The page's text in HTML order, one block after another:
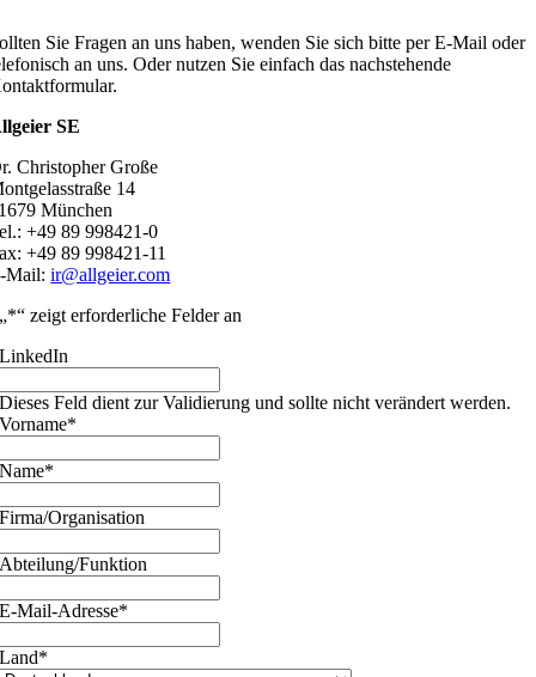
Sie Fragen an uns haben, wenden Sie sich bitte per E-Mail oder
an uns. Oder nutzen Sie einfach das nachstehende
SE
Christopher Große
14
München
+49 89 998421-0
+49 89 998421-11
Mail:ir@allgeier.com
„*“ zeigt erforderliche Felder an
LinkedIn
Dieses Feld dient zur Validierung und sollte nicht verändert werden.
Vorname*
Name*
Firma/Organisation
Abteilung/Funktion
E-Mail-Adresse*
Land*